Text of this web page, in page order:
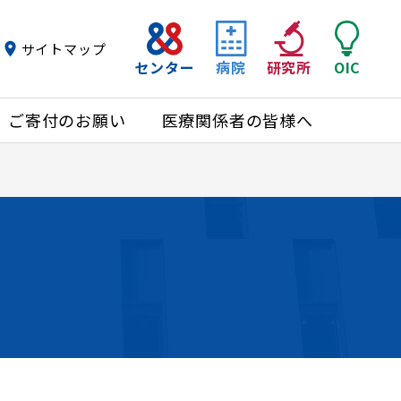
ご寄付のお願い 医療関係者の皆様へ
センター 病院 研究所 OIC
サイトマップ